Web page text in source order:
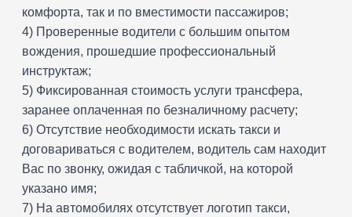
комфорта, так и по вместимости пассажиров;
4) Проверенные водители с большим опытом
вождения, прошедшие профессиональный
инструктаж;
5) Фиксированная стоимость услуги трансфера,
заранее оплаченная по безналичному расчету;
6) Отсутствие необходимости искать такси и
договариваться с водителем, водитель сам находит
Вас по звонку, ожидая с табличкой, на которой
указано имя;
7) На автомобилях отсутствует логотип такси,